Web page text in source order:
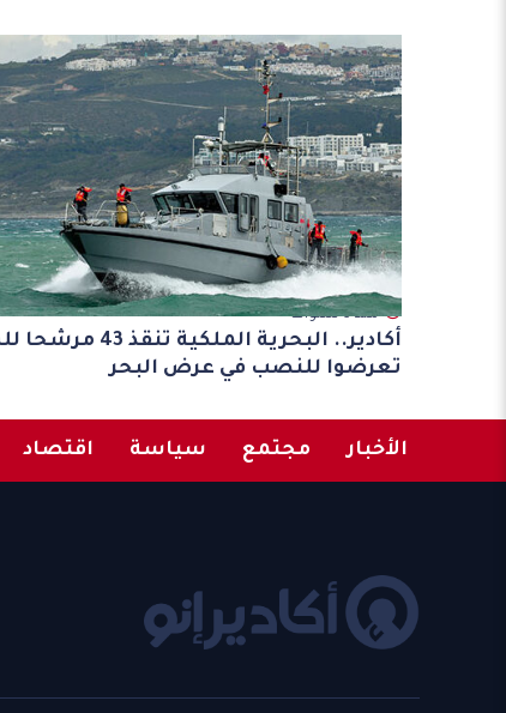
مند 3 سنوات
أكادير.. البحرية الملكية
تعرضوا للنصب في عرض البحر
الأخبار مجتمع سياسة اقتصاد